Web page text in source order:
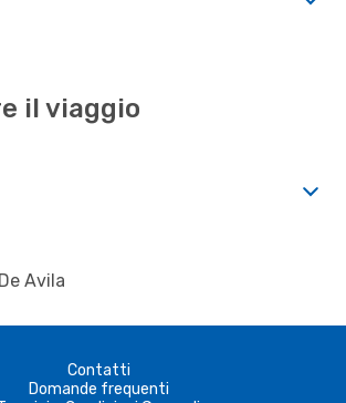
il viaggio
Avila
Contatti
Domande frequenti